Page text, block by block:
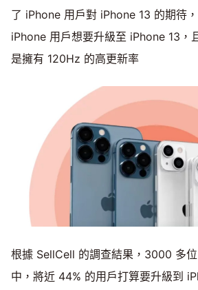
了 iPhone 用戶對 iPhone 13 的期待
iPhone 用戶想要升級至 iPhone 13，
是擁有 120Hz 的高更新率
根據 SellCell 的調查結果，3000 多
中，將近 44% 的用戶打算要升級到